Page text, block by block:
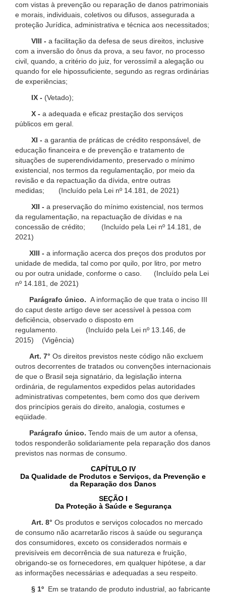
com vistas à prevenção ou reparação de danos patrimoniais
e morais, individuais, coletivos ou difusos, assegurada a
proteção Jurídica, administrativa e técnica aos necessitados;
VIII - a facilitação da defesa de seus direitos, inclusive
com a inversão do ônus da prova, a seu favor, no processo
civil, quando, a critério do juiz, for verossímil a alegação ou
quando for ele hipossuficiente, segundo as regras ordinárias
de experiências;
IX - (Vetado);
X - a adequada e eficaz prestação dos serviços
públicos em geral.
XI - a garantia de práticas de crédito responsável, de
educação financeira e de prevenção e tratamento de
situações de superendividamento, preservado o mínimo
existencial, nos termos da regulamentação, por meio da
revisão e da repactuação da dívida, entre outras
medidas; (Incluído pela Lei nº 14.181, de 2021)
XII - a preservação do mínimo existencial, nos termos
da regulamentação, na repactuação de dívidas e na
concessão de crédito; (Incluído pela Lei nº 14.181, de
2021)
XIII - a informação acerca dos preços dos produtos por
unidade de medida, tal como por quilo, por litro, por metro
ou por outra unidade, conforme o caso. (Incluído pela Lei
nº 14.181, de 2021)
Parágrafo único. A informação de que trata o inciso III
do caput deste artigo deve ser acessível à pessoa com
deficiência, observado o disposto em
regulamento. (Incluído pela Lei nº 13.146, de
2015) (Vigência)
Art. 7° Os direitos previstos neste código não excluem
outros decorrentes de tratados ou convenções internacionais
de que o Brasil seja signatário, da legislação interna
ordinária, de regulamentos expedidos pelas autoridades
administrativas competentes, bem como dos que derivem
dos princípios gerais do direito, analogia, costumes e
eqüidade.
Parágrafo único. Tendo mais de um autor a ofensa,
todos responderão solidariamente pela reparação dos danos
previstos nas normas de consumo.
CAPÍTULO IV
Da Qualidade de Produtos e Serviços, da Prevenção e
da Reparação dos Danos
SEÇÃO I
Da Proteção à Saúde e Segurança
Art. 8° Os produtos e serviços colocados no mercado
de consumo não acarretarão riscos à saúde ou segurança
dos consumidores, exceto os considerados normais e
previsíveis em decorrência de sua natureza e fruição,
obrigando-se os fornecedores, em qualquer hipótese, a dar
as informações necessárias e adequadas a seu respeito.
§ 1º Em se tratando de produto industrial, ao fabricante